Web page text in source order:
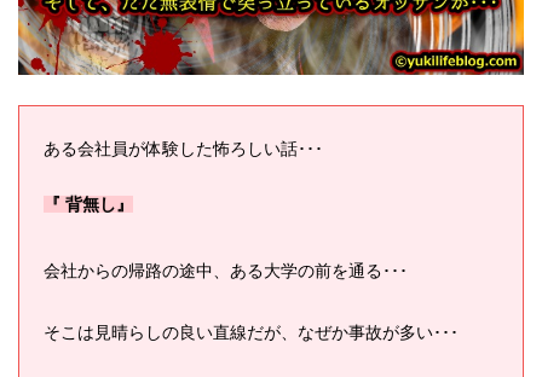
ある会社員が体験した怖ろしい話･･･
『 背無し』
会社からの帰路の途中、ある大学の前を通る･･･
そこは見晴らしの良い直線だが、なぜか事故が多い･･･